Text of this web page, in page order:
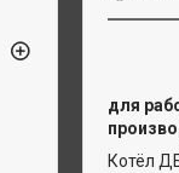
для
Котёл